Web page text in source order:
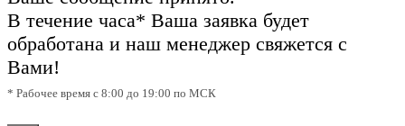
В течение часа* Ваша заявка будет
обработана и наш менеджер свяжется с
Вами!
* Рабочее время с 8:00 до 19:00 по МСК